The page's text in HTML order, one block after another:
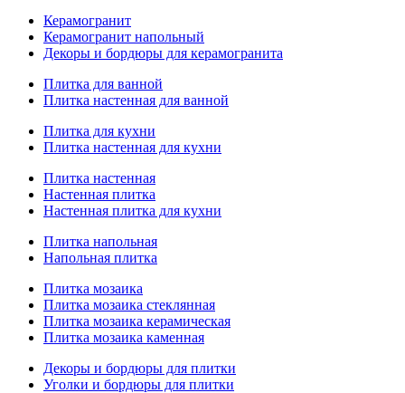
Керамогранит
Керамогранит напольный
Декоры и бордюры для керамогранита
Плитка для ванной
Плитка настенная для ванной
Плитка для кухни
Плитка настенная для кухни
Плитка настенная
Настенная плитка
Настенная плитка для кухни
Плитка напольная
Напольная плитка
Плитка мозаика
Плитка мозаика стеклянная
Плитка мозаика керамическая
Плитка мозаика каменная
Декоры и бордюры для плитки
Уголки и бордюры для плитки